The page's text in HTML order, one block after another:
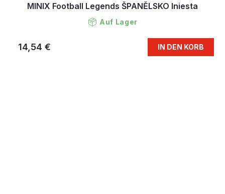
MINIX Football Legends ŠPANĚLSKO Iniesta
Auf Lager
14,54 € IN DEN KORB